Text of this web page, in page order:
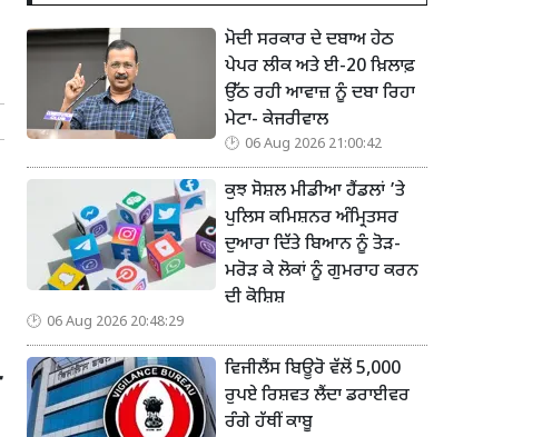
ਮੋਦੀ ਸਰਕਾਰ ਦੇ ਦਬਾਅ ਹੇਠ
ਪੇਪਰ ਲੀਕ ਅਤੇ ਈ-20 ਖ਼ਿਲਾਫ਼
ਉੱਠ ਰਹੀ ਆਵਾਜ਼ ਨੂੰ ਦਬਾ ਰਿਹਾ
ਮੇਟਾ- ਕੇਜਰੀਵਾਲ
06 Aug 2026 21:00:42
ਕੁਝ ਸੋਸ਼ਲ ਮੀਡੀਆ ਹੈਂਡਲਾਂ ’ਤੇ
ਪੁਲਿਸ ਕਮਿਸ਼ਨਰ ਅੰਮ੍ਰਿਤਸਰ
ਦੁਆਰਾ ਦਿੱਤੇ ਬਿਆਨ ਨੂੰ ਤੋੜ-
ਮਰੋੜ ਕੇ ਲੋਕਾਂ ਨੂੰ ਗੁਮਰਾਹ ਕਰਨ
ਦੀ ਕੋਸ਼ਿਸ਼
06 Aug 2026 20:48:29
ਵਿਜੀਲੈਂਸ ਬਿਊਰੋ ਵੱਲੋਂ 5,000
ਰੁਪਏ ਰਿਸ਼ਵਤ ਲੈਂਦਾ ਡਰਾਈਵਰ
ਰੰਗੇ ਹੱਥੀਂ ਕਾਬੂ